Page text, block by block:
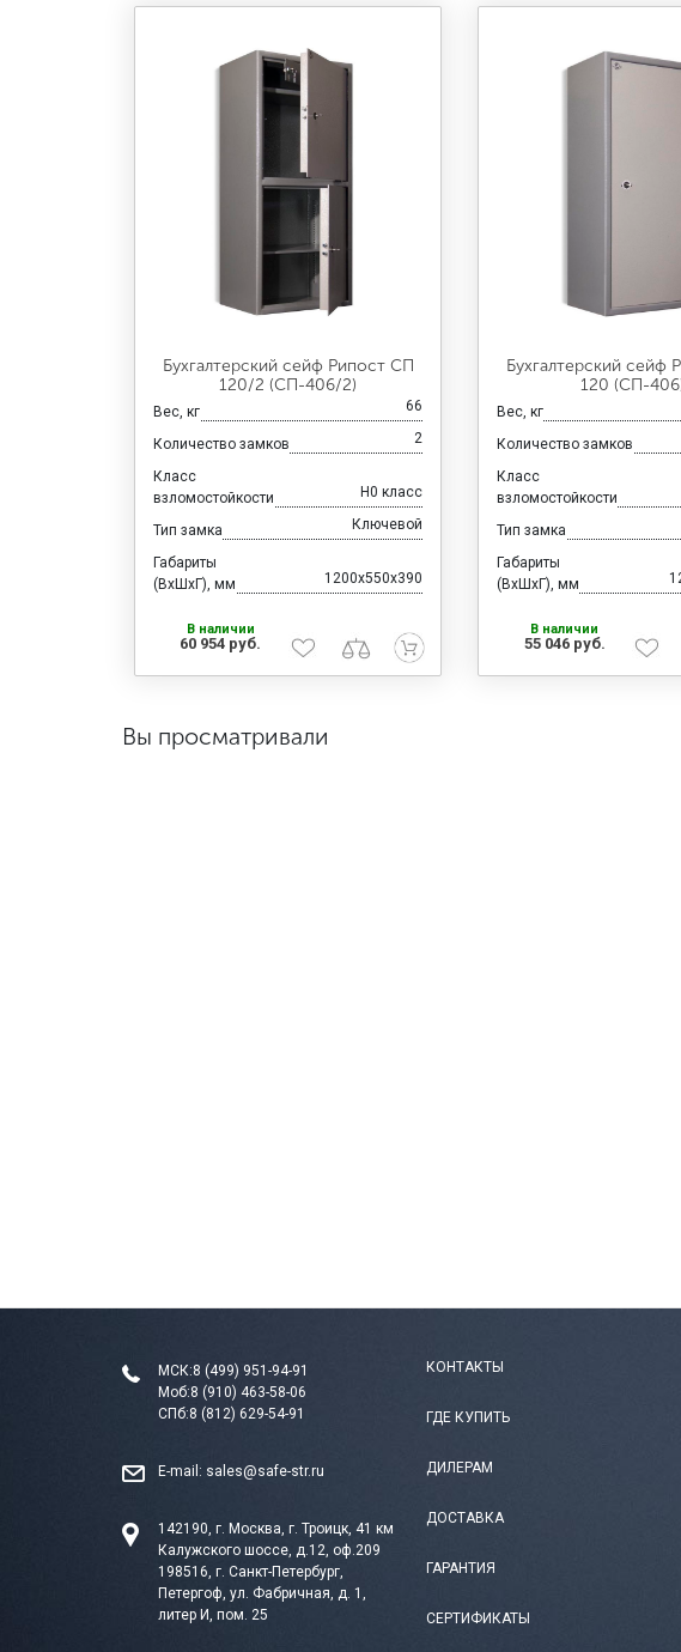
Бухгалтерский сейф Рипост СП
120/2 (СП-406/2)
Вес, кг 66
Количество замков 2
Класс
взломостойкости
H0 класс
Тип замка Ключевой
Габариты
(ВхШхГ), мм
1200x550x390
В наличии
60 954 руб.
Бухгалтерский сейф
120 (СП-
Вес, кг
Количество замков
Класс
взломостойкости
Тип замка
Габариты
(ВхШхГ), мм
В наличии
55 046 руб.
Вы просматривали
МСК:8 (499) 951-94-91
Моб:8 (910) 463-58-06
СПб:8 (812) 629-54-91
E-mail: sales@safe-str.ru
142190, г. Москва, г. Троицк, 41 км
Калужского шоссе, д.12, оф.209
198516, г. Санкт-Петербург,
Петергоф, ул. Фабричная, д. 1,
литер И, пом. 25
КОНТАКТЫ
ГДЕ КУПИТЬ
ДИЛЕРАМ
ДОСТАВКА
ГАРАНТИЯ
СЕРТИФИКАТЫ